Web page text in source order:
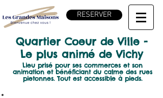
RESERVER
Quartier Coeur de Ville -
Le plus animé de Vichy
Lieu prisé pour ses commerces et son
animation et bénéficiant du calme des rues
pietonnes. Tout est accessible à pieds.